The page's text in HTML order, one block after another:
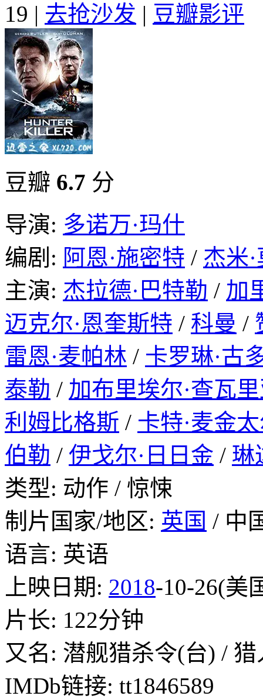
19 | 去抢沙发 | 豆瓣影评
豆瓣 6.7 分
导演: 多诺万·玛什
编剧: 阿恩·施密特 / 杰米
主演: 杰拉德·巴特勒 / 加
迈克尔·恩奎斯特 / 科曼 /
雷恩·麦帕林 / 卡罗琳·古
泰勒 / 加布里埃尔·查瓦
利姆比格斯 / 卡特·麦金
伯勒 / 伊戈尔·日日金 / 琳
类型: 动作 / 惊悚
制片国家/地区: 英国 / 中
语言: 英语
上映日期: 2018-10-26(美
片长: 122分钟
又名: 潜舰猎杀令(台) /
IMDb链接: tt1846589